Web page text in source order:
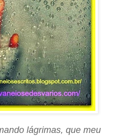
lágrimas, que meu